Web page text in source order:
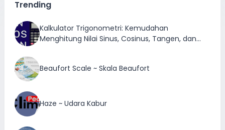
Trending
Kalkulator Trigonometri: Kemudahan
Menghitung Nilai Sinus, Cosinus, Tangen, dan
Beaufort Scale ~ Skala Beaufort
Haze ~ Udara Kabur